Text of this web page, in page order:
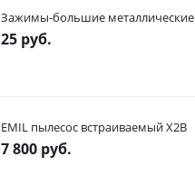
Зажимы-большие металлические
25 руб.
EMIL пылесос встраиваемый X2В
7 800 руб.